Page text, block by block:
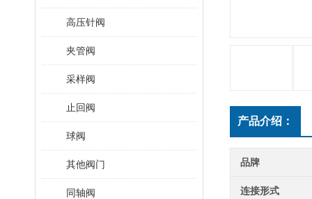
高压针阀
夹管阀
采样阀
止回阀
球阀
其他阀门
同轴阀
产品介绍：
品牌
连接形式